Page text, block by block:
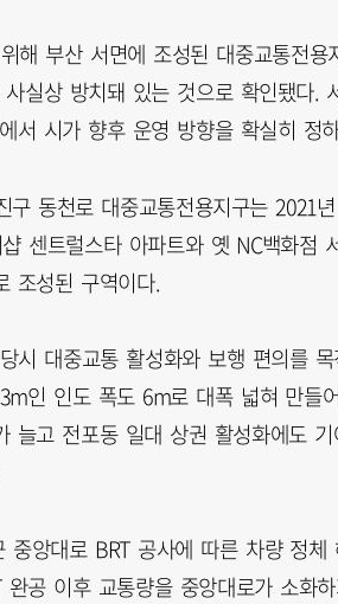
해 부산 서면에 조성된 대중교통전
사실상 방치돼 있는 것으로 확인됐다
서 시가 향후 운영 방향을 확실히
구 동천로 대중교통전용지구는
샵 센트럴스타 아파트와 옛 NC백화
조성된 구역이다.
당시 대중교통 활성화와 보행 편의를
인 인도 폭도 6m로 대폭 넓혀 만
늘고 전포동 일대 상권 활성화에도
중앙대로 BRT 공사에 따른 차량 정
완공 이후 교통량을 중앙대로가 소화